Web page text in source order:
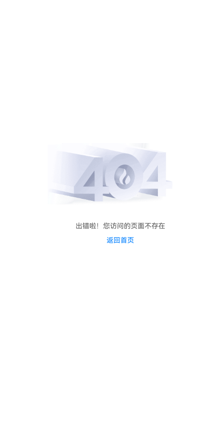
出错啦！您访问的页面不存在
返回首页